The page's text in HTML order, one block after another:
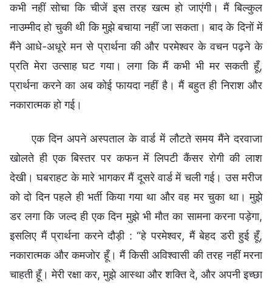
कभी नहीं सोचा कि चीजें इस तरह खत्म हो जाएंगी। मैं बिल्कुल
नाउम्मीद हो चुकी थी कि मुझे बचाया नहीं जा सकता। बाद के दिनों में
मैंने आधे-अधूरे मन से प्रार्थना की और परमेश्वर के वचन पढ़ने के
प्रति मेरा उत्साह घट गया। लगा कि मैं कभी भी मर सकती हूँ,
प्रार्थना करने का अब कोई फायदा नहीं है। मैं बहुत ही निराश और
नकारात्मक हो गई।
एक दिन अपने अस्पताल के वार्ड में लौटते समय मैंने दरवाजा
खोलते ही एक बिस्तर पर कफन में लिपटी कैंसर रोगी की लाश
देखी। घबराहट के मारे भागकर मैं दूसरे वार्ड में चली गई। उस मरीज
को दो दिन पहले ही भर्ती किया गया था और वह मर चुका था। मुझे
डर लगा कि जल्द ही एक दिन मुझे भी मौत का सामना करना पड़ेगा,
इसलिए मैं प्रार्थना करने दौड़ी : “हे परमेश्वर, मैं बेहद डरी हुई हूँ,
नकारात्मक और कमजोर हूँ। मैं किसी अविश्वासी की तरह नहीं मरना
चाहती हूँ। मेरी रक्षा कर, मुझे आस्था और शक्ति दे, और अपनी इच्छा